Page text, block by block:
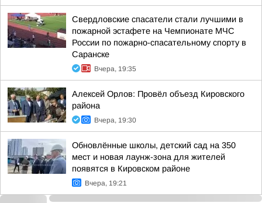
Свердловские спасатели стали лучшими в
пожарной эстафете на Чемпионате МЧС
России по пожарно-спасательному спорту в
Саранске
Вчера, 19:35
Алексей Орлов: Провёл объезд Кировского
района
Вчера, 19:30
Обновлённые школы, детский сад на 350
мест и новая лаунж-зона для жителей
появятся в Кировском районе
Вчера, 19:21